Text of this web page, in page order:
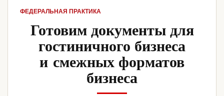
ФЕДЕРАЛЬНАЯ ПРАКТИКА
Готовим документы для
гостиничного бизнеса
и смежных форматов
бизнеса